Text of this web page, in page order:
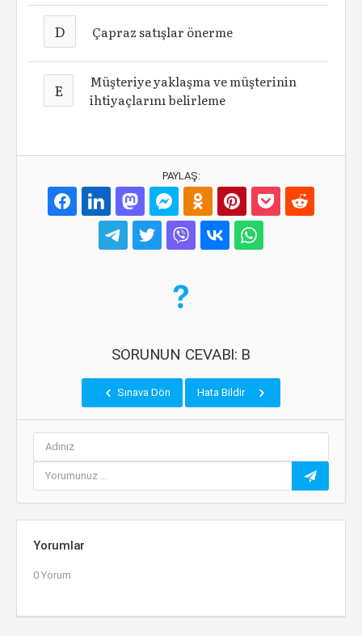
D Çapraz satışlar önerme
E
Müşteriye yaklaşma ve müşterinin
ihtiyaçlarını belirleme
PAYLAŞ:
SORUNUN CEVABI: B
Sınava Dön Hata Bildir
Yorumlar
0 Yorum